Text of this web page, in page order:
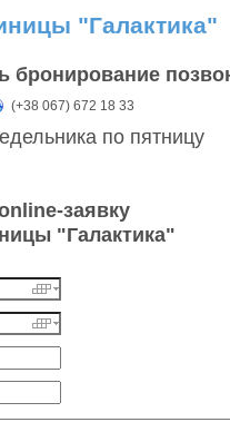
"Галактика"
бронирование
(+38 067) 672 18 33
по пятницу
заявку
"Галактика"